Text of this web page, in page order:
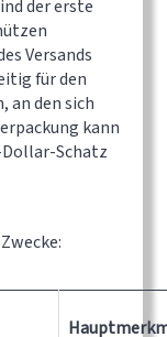
der erste
Versands
für den
an den sich
kann
Schatz